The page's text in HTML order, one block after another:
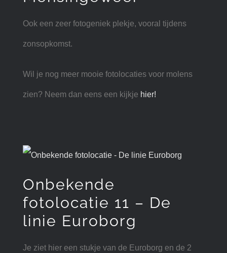
Ook een zeer fotogeniek plekje, vooral tijdens
zonsopkomst.
Wil je nog meer mooie fotolocaties voor molens
zien? Neem dan eens een kijkje hier!
Onbekende
fotolocatie 11 – De
linie Euroborg
Je ziet hier een stukje van de Euroborg en de 2